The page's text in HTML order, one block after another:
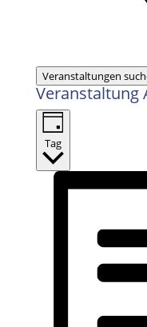
Veranstaltungen
Veranstaltung
Tag